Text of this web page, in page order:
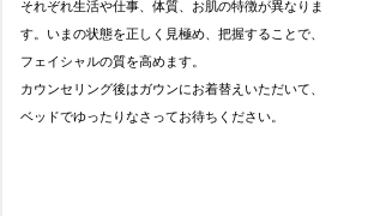
それぞれ生活や仕事、体質、お肌の特徴が異なりま
す。いまの状態を正しく見極め、把握することで、
フェイシャルの質を高めます。
カウンセリング後はガウンにお着替えいただいて、
ベッドでゆったりなさってお待ちください。